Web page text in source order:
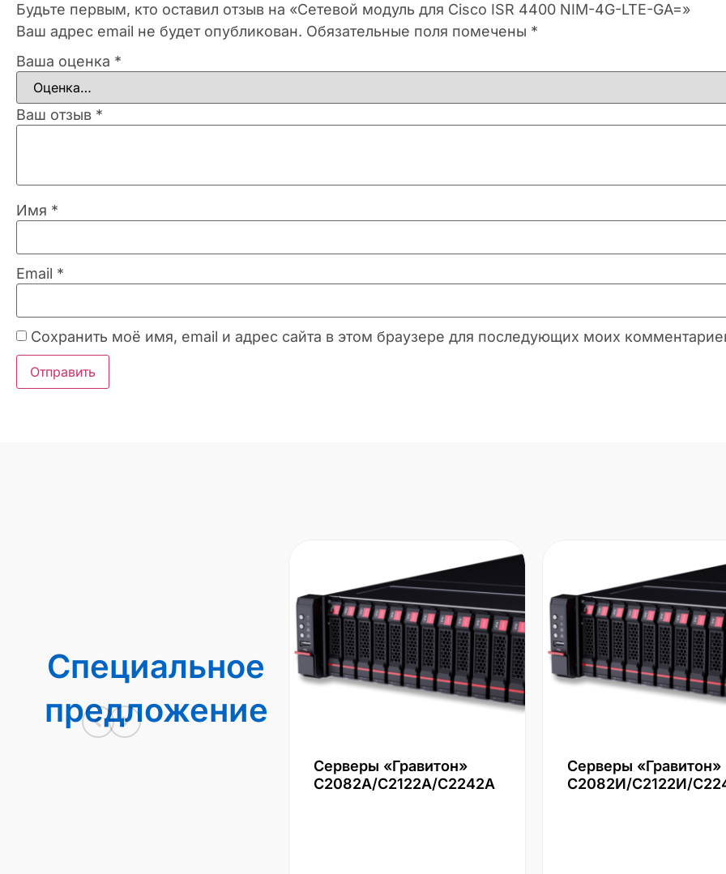
Будьте первым, кто оставил отзыв на «Сетевой модуль для Cisco ISR 4400 NIM-4G-LTE-GA=»
Ваш адрес email не будет опубликован. Обязательные поля помечены *
Ваша оценка *
Ваш отзыв *
Имя *
Email *
Сохранить моё имя, email и адрес сайта в этом браузере для последующих моих
Специальное
предложение
Серверы «Гравитон»
С2082А/С2122А/С2242А
Серверы «Гравитон»
С2082И/С2122И/